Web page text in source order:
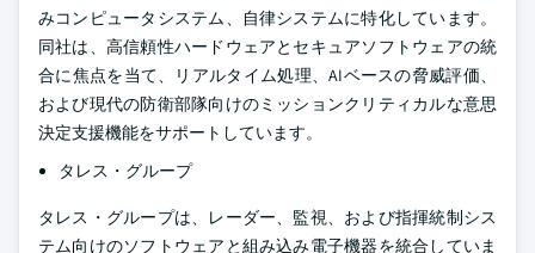
みコンピュータシステム、自律システムに特化しています。
同社は、高信頼性ハードウェアとセキュアソフトウェアの統
合に焦点を当て、リアルタイム処理、AIベースの脅威評価、
および現代の防衛部隊向けのミッションクリティカルな意思
決定支援機能をサポートしています。
タレス・グループ
タレス・グループは、レーダー、監視、および指揮統制シス
テム向けのソフトウェアと組み込み電子機器を統合していま